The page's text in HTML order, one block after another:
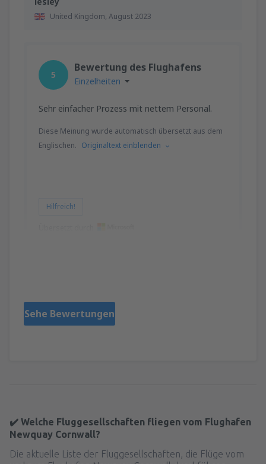
United Kingdom, August 2023
5
Bewertung des Flughafens
Einzelheiten
Sehr einfacher Prozess mit nettem Personal.
Diese Meinung wurde automatisch übersetzt aus dem
Englischen. Originaltext einblenden
Hilfreich!
Sehe Bewertungen
✔️ Welche Fluggesellschaften fliegen vom Flughafen
Newquay Cornwall?
Die aktuelle Liste der Fluggesellschaften, die Flüge vom